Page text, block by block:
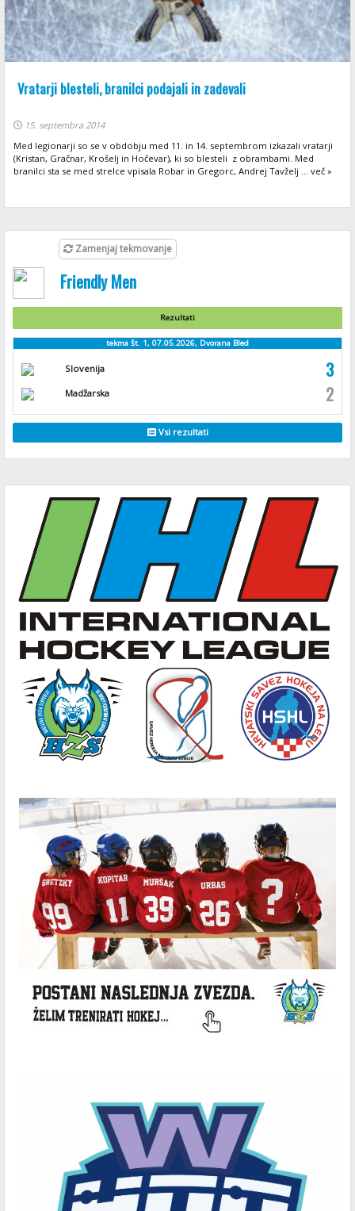
Vratarji blesteli, branilci podajali in zadevali
15. septembra 2014
Med legionarji so se v obdobju med 11. in 14. septembrom izkazali vratarji
(Kristan, Gračnar, Krošelj in Hočevar), ki so blesteli z obrambami. Med
branilci sta se med strelce vpisala Robar in Gregorc, Andrej Tavželj ... več »
Zamenjaj tekmovanje
Friendly Men
Rezultati
tekma št. 1, 07.05.2026, Dvorana Bled
Slovenija 3
Madžarska 2
Vsi rezultati